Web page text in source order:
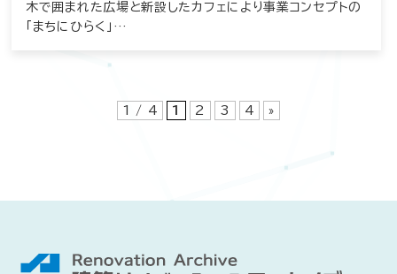
木で囲まれた広場と新設したカフェにより事業コンセプトの
「まちにひらく」…
1 / 4 1 2 3 4 »